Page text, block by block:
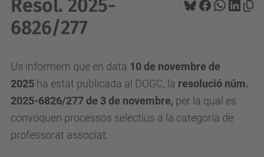
Resol. 2025-
6826/277
Us informem que en data 10de novembre de
2025 ha estat publicada al DOGC, la resolució núm.
2025-6826/277 de 3 de novembre, per la qual es
convoquen processos selectius a la categoria de
professorat associat.